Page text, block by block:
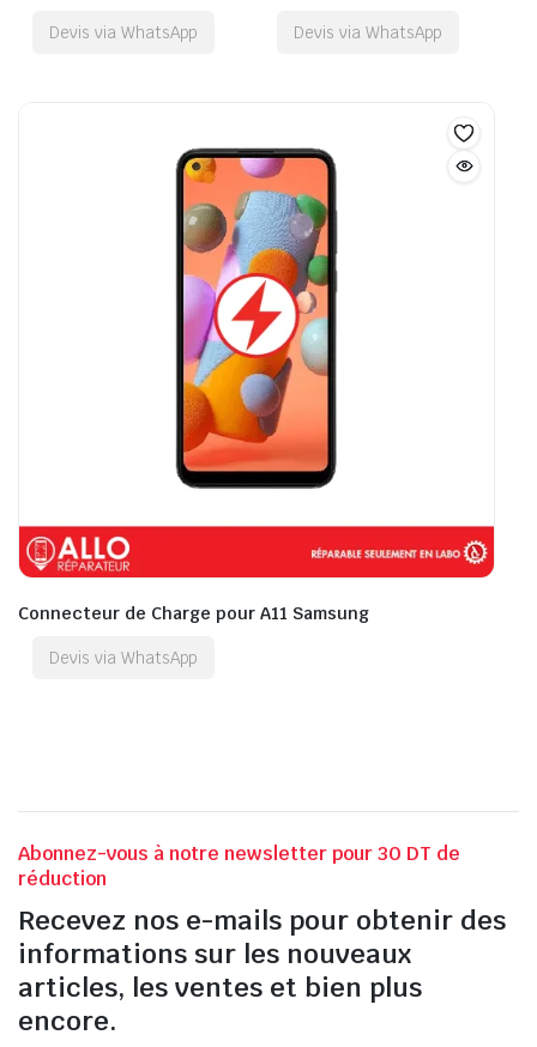
Devis via WhatsApp Devis via WhatsApp
Connecteur de Charge pour A11 Samsung
Devis via WhatsApp
Abonnez-vous à notre newsletter pour 30 DT de
réduction
Recevez nos e-mails pour obtenir des
informations sur les nouveaux
articles, les ventes et bien plus
encore.